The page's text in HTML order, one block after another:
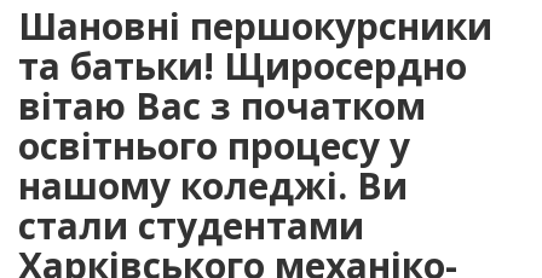
Шановні першокурсники
та батьки! Щиросердно
вітаю Вас з початком
освітнього процесу у
нашому коледжі. Ви
стали студентами
Харківського механіко-